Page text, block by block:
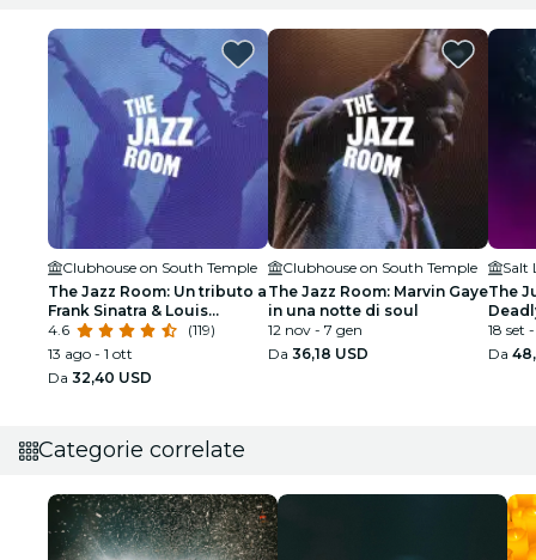
Clubhouse on South Temple
The Jazz Room: Un tributo a
Frank Sinatra & Louis
Armstrong
4.6
(119)
13 ago - 1 ott
Da 32,40 USD
Clubhouse on South Temple
The Jazz Room: Marvin Gaye
in una notte di soul
12 nov - 7 gen
Da 36,18 USD
Salt
The
City
18 set
Da
Categorie correlate